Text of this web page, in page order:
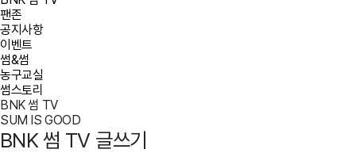
팬존
공지사항
이벤트
썸&썸
농구교실
썸스토리
BNK 썸 TV
SUM IS GOOD
BNK 썸 TV 글쓰기